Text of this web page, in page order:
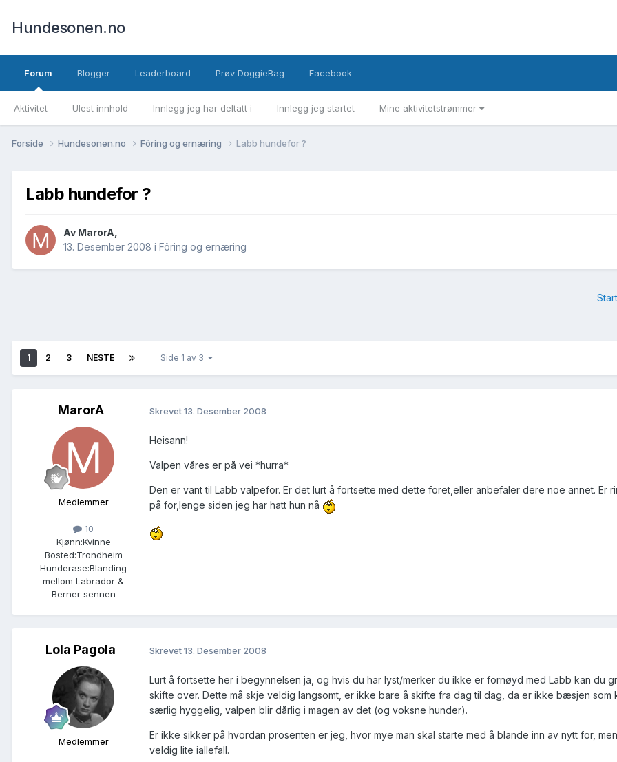
Hundesonen.no
Forum
Aktivitet Ulest innhold Innlegg jeg har deltatt i Innlegg jeg startet Mine aktivitetstrømmer
Blogger Leaderboard Prøv DoggieBag Facebook
Forside Hundesonen.no Fôring og ernæring Labb hundefor ?
Labb hundefor ?
Av MarorA
13. Desember 2008 i Fôring og ernæring
1 2 3 NESTE Side 1 av 3
MarorA
Medlemmer
10
Kjønn:Kvinne
Bosted:Trondheim
Hunderase:Blanding
mellom Labrador &
Berner sennen
Skrevet13. Desember 2008
Heisann!
Valpen våres er på vei *hurra*
Den er vant til Labb valpefor. Er det lurt å fortsette med dette foret,eller anbefaler dere noe annet. Er
på for,lenge siden jeg har hatt hun nå
Lola Pagola
Medlemmer
Skrevet13. Desember 2008
Lurt å fortsette her i begynnelsen ja, og hvis du har lyst/merker du ikke er fornøyd med Labb kan du
skifte over. Dette må skje veldig langsomt, er ikke bare å skifte fra dag til dag, da er ikke bæsjen som
særlig hyggelig, valpen blir dårlig i magen av det (og voksne hunder).
Er ikke sikker på hvordan prosenten er jeg, hvor mye man skal starte med å blande inn av nytt for,
veldig lite iallefall.